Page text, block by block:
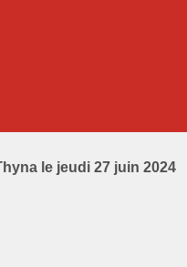
le jeudi 27 juin 2024